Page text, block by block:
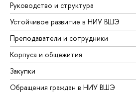
Руководство и структура
Устойчивое развитие в НИУ ВШЭ
Преподаватели и сотрудники
Корпуса и общежития
Закупки
Обращения граждан в НИУ ВШЭ